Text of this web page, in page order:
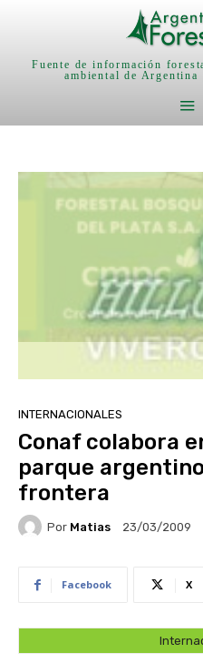
Fuente de información
ambiental de
INTERNACIONALES
Conaf colabora
parque
frontera
Por Matias 23/03/2009
Facebook X